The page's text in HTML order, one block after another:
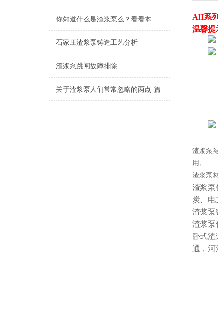
你知道什么是渣浆泵么？看看本篇吧
石家庄渣浆泵铸造工艺分析
渣浆泵跳闸故障排除
关于渣浆泵人们常常忽略的两点-篇
AH系
温馨提
渣浆泵
用。
渣浆泵
渣浆泵
炭、电
渣浆泵
渣浆泵
卧式
通，河